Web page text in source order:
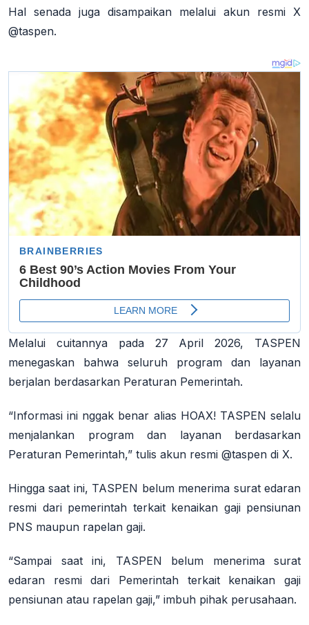
Hal senada juga disampaikan melalui akun resmi X
@taspen.
Melalui cuitannya pada 27 April 2026, TASPEN
menegaskan bahwa seluruh program dan layanan
berjalan berdasarkan Peraturan Pemerintah.
“Informasi ini nggak benar alias HOAX! TASPEN selalu
menjalankan program dan layanan berdasarkan
Peraturan Pemerintah,” tulis akun resmi @taspen di X.
Hingga saat ini, TASPEN belum menerima surat edaran
resmi dari pemerintah terkait kenaikan gaji pensiunan
PNS maupun rapelan gaji.
“Sampai saat ini, TASPEN belum menerima surat
edaran resmi dari Pemerintah terkait kenaikan gaji
pensiunan atau rapelan gaji,” imbuh pihak perusahaan.